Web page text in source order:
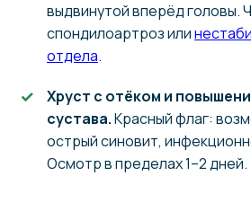
выдвинутой вперёд головы.
спондилоартроз или
отдела.
Хруст с отёком и
сустава.Красный флаг:
острый синовит,
Осмотр в пределах 1–2 дней.